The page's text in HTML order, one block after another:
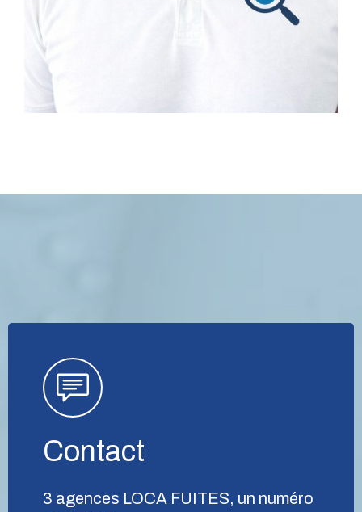
Contact
3 agences LOCA FUITES, un numéro